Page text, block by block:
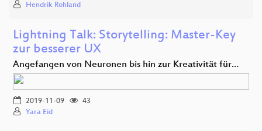
Hendrik Rohland
Lightning Talk: Storytelling: Master-Key
zur besserer UX
Angefangen von Neuronen bis hin zur Kreativität für…
2019-11-09
43
Yara Eid